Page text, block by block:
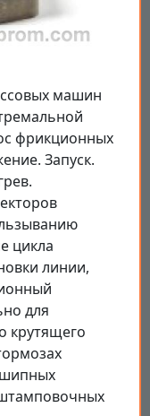
машин
фрикционных
Запуск.
цикла
линии,
для
крутящего